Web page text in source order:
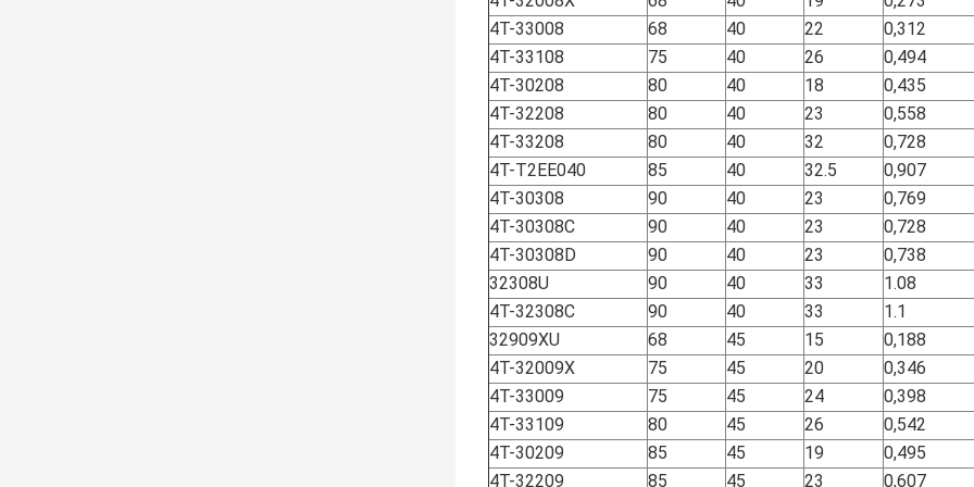
4T-33008
68 40 22
0,312
4T-33108
75 40 26
0,494
4T-30208
80 40 18
0,435
4T-32208
80 40 23
0,558
4T-33208
80 40 32
0,728
4T-T2EE040
85 40 32.5
0,907
4T-30308
90 40 23
0,769
4T-30308C
90 40 23
0,728
4T-30308D
90 40 23
0,738
32308U
90 40 33
1.08
4T-32308C
90 40 33
1.1
32909XU
68 45 15
0,188
4T-32009X
75 45 20
0,346
4T-33009
75 45 24
0,398
4T-33109
80 45 26
0,542
4T-30209
85 45 19
0,495
4T-32209
85 45 23 0,607